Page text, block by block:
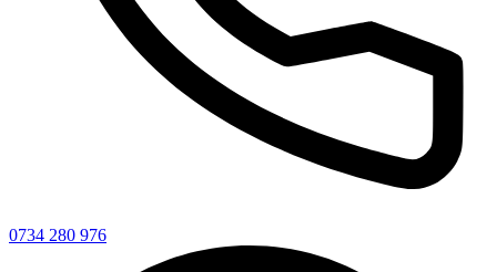
0734 280 976